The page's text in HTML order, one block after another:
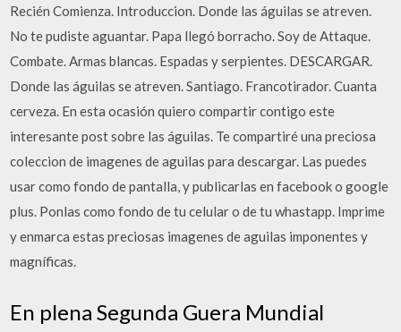
Recién Comienza. Introduccion. Donde las águilas se atreven.
No te pudiste aguantar. Papa llegó borracho. Soy de Attaque.
Combate. Armas blancas. Espadas y serpientes. DESCARGAR.
Donde las águilas se atreven. Santiago. Francotirador. Cuanta
cerveza. En esta ocasión quiero compartir contigo este
interesante post sobre las águilas. Te compartiré una preciosa
coleccion de imagenes de aguilas para descargar. Las puedes
usar como fondo de pantalla, y publicarlas en facebook o google
plus. Ponlas como fondo de tu celular o de tu whastapp. Imprime
y enmarca estas preciosas imagenes de aguilas imponentes y
magníficas.
En plena Segunda Guera Mundial